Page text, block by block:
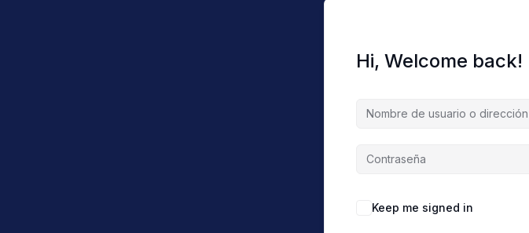
Hi, Welcome back!
Keep me signed in